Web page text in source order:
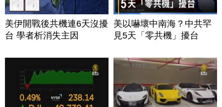
美伊開戰後共機連6天沒擾
台 學者析消失主因
美以嚇壞中南海？中共罕
見5天「零共機」擾台